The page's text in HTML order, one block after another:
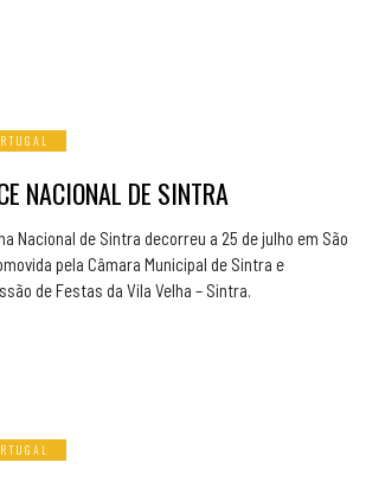
NACIONAL DE SINTRA
Nacional de Sintra decorreu a 25 de julho em São
pela Câmara Municipal de Sintra e
de Festas da Vila Velha – Sintra.